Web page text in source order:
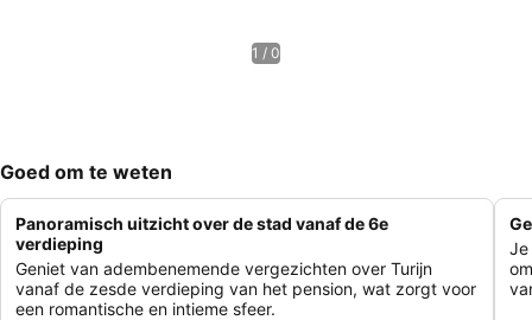
1 / 0
Goed om te weten
Panoramisch uitzicht over de stad vanaf de 6e
verdieping
Geniet van adembenemende vergezichten over Turijn
vanaf de zesde verdieping van het pension, wat zorgt voor
een romantische en intieme sfeer.
Je